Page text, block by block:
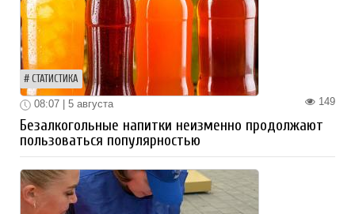
СТАТИСТИКА
149
08:07 | 5 августа
Безалкогольные напитки неизменно продолжают
пользоваться популярностью